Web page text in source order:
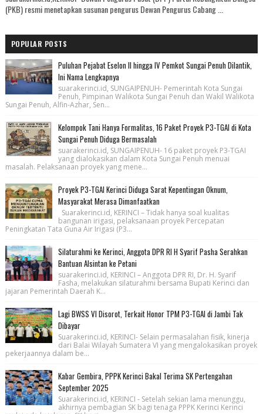
(PKB) resmi menetapkan susunan pengurus Dewan Pengurus Cabang ...
POPULAR POSTS
Puluhan Pejabat Eselon II hingga IV Pemkot Sungai Penuh Dilantik,
Ini Nama Lengkapnya
suarakerinci.id, SUNGAIPENUH- Pemerintah Kota Sungai
Penuh, Pimpinan Walikota Sungai Penuh dan Wakil Walikota
Sungai Penuh, Alfin-Azhar, Sen...
Kelompok Tani Hanya Formalitas, 16 Paket Proyek P3-TGAI di Kota
Sungai Penuh Diduga Bermasalah
suarakerinci.id, SUNGAIPENUH- 16 paket proyek P3-TGAI
yang dialokasikan dalam Kota Sungai Penuh menuai
masalah. Pelaksanaan proyek yang mene...
Proyek P3-TGAI Kerinci Diduga Sarat Kepentingan Oknum,
Masyarakat Merasa Dimanfaatkan
Suarakerinci.id, KERINCI – Tidak hanya soal kualitas
bangunan irigasi, pelaksanaan proyek Percepatan
Peningkatan Tata Guna Air Irigasi (P3...
Silaturahmi ke Kerinci, Anggota DPR RI H Syarif Pasha Serahkan
Bantuan Alsintan ke Petani
suarakerinci.id, KERINCI – Anggota DPR RI, Dr. H. Syarif
Fasha, melakukan silaturahmi bersama Bupati Kerinci dan
jajaran Pemerintah Daerah K...
Lagi BWSS VI Disorot, Terkait Honor TPM P3-TGAI di Jambi Tak
Dibayar
Suarakerinci.id, KERINCI- Selain permasalahan fisik, kinerja
dari Balai Wilayah Sumatera VI yang mengalokasikan proyek
pekerjaannya dalam be...
Kabar Gembira, PPPK Kerinci Bakal Terima SK Pertengahan
September 2025
Suarakerinci.id, KERINCI - Setelah sekian lama menunggu,
akhirnya pembagian SK bagi tenaga PPPK Kerinci Kerinci